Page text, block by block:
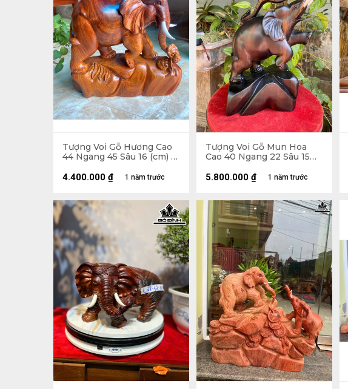
Tượng Voi Gỗ Hương Cao
44 Ngang 45 Sâu 16 (cm) -
1 năm trước
4.400.000 ₫
Tượng Voi Gỗ Mun Hoa
Cao 40 Ngang 22 Sâu 15
1 năm trước
5.800.000 ₫